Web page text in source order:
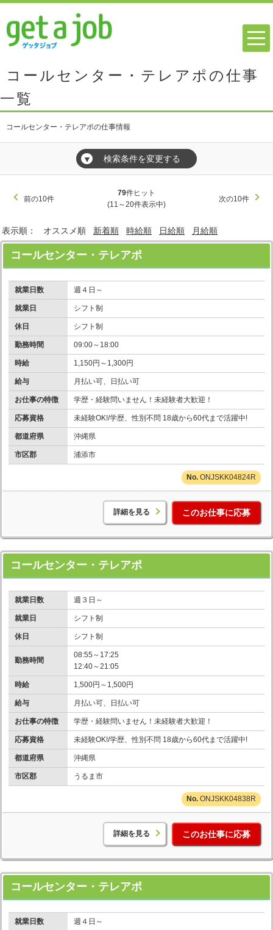
コールセンター・テレアポの仕事
一覧
コールセンター・テレアポの仕事情報
▼ 検索条件を変更する
前の10件
79件ヒット
(11～20件表示中)
次の10件
表示順： オススメ順 新着順 時給順 日給順 月給順
コールセンター・テレアポ
就業日数 週４日～
就業日 シフト制
休日 シフト制
勤務時間 09:00～18:00
時給 1,150円～1,300円
給与 月払い可、日払い可
お仕事の特徴 学歴・経験問いません！未経験者大歓迎！
応募資格 未経験OK!/学歴、性別不問 18歳から60代まで活躍中!
都道府県 沖縄県
市区郡 浦添市
ONJSKK04824R
詳細を見る このお仕事に応募
コールセンター・テレアポ
就業日数 週３日～
就業日 シフト制
休日 シフト制
勤務時間
08:55～17:25
12:40～21:05
時給 1,500円～1,500円
給与 月払い可、日払い可
お仕事の特徴 学歴・経験問いません！未経験者大歓迎！
応募資格 未経験OK!/学歴、性別不問 18歳から60代まで活躍中!
都道府県 沖縄県
市区郡 うるま市
ONJSKK04838R
詳細を見る このお仕事に応募
コールセンター・テレアポ
就業日数 週４日～